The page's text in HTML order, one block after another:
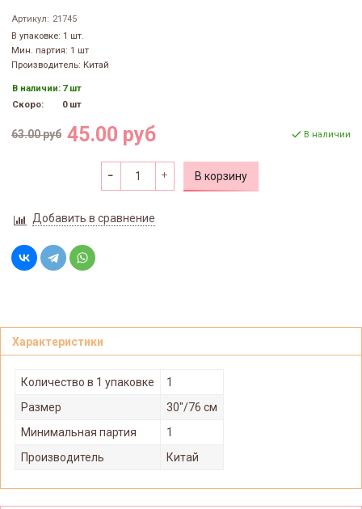
Артикул: 21745
В упаковке: 1 шт.
Мин. партия: 1 шт
Производитель: Китай
В наличии: 7 шт
Скоро:
0 шт
63.00 руб 45.00 руб В наличии
В корзину
Добавить в сравнение
Характеристики
Количество в 1 упаковке
1
Размер
30"/76 см
Минимальная партия
1
Производитель
Китай